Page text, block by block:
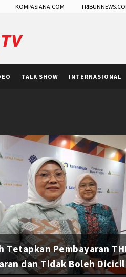
KOMPASIANA.COM
TALK SHOW INTERNASIONAL
Tetapkan Pembayaran
dan Tidak Boleh Dicicil